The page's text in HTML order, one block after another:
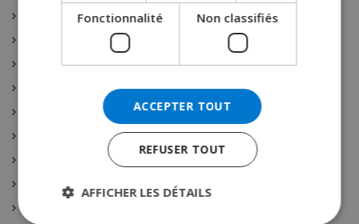
Sant Josep de sa Talaia
Vidreres
Santa Cristina de Aro
Benidorm
Fonctionnalité Non classifiés
ACCEPTER TOUT
REFUSER TOUT
AFFICHER LES DÉTAILS